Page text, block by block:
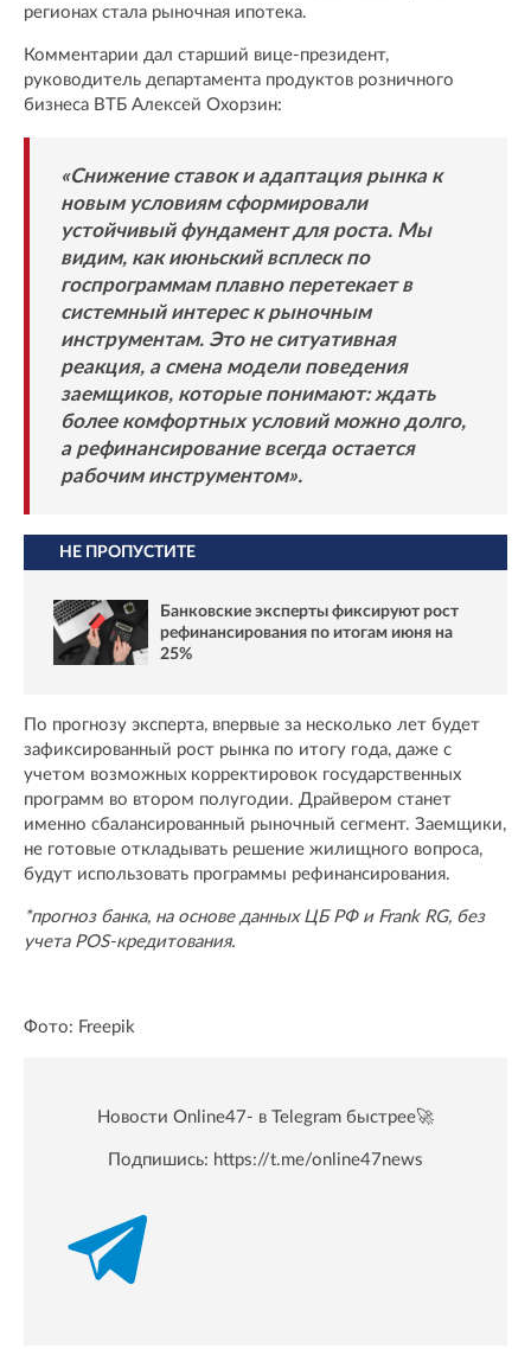
регионах стала рыночная ипотека.
Комментарии дал старший вице-президент,
руководитель департамента продуктов розничного
бизнеса ВТБ Алексей Охорзин:
«Снижение ставок и адаптация рынка к
новым условиям сформировали
устойчивый фундамент для роста. Мы
видим, как июньский всплеск по
госпрограммам плавно перетекает в
системный интерес к рыночным
инструментам. Это не ситуативная
реакция, а смена модели поведения
заемщиков, которые понимают: ждать
более комфортных условий можно долго,
а рефинансирование всегда остается
рабочим инструментом».
НЕ ПРОПУСТИТЕ
Банковские эксперты фиксируют рост
рефинансирования по итогам июня на
25%
По прогнозу эксперта, впервые за несколько лет будет
зафиксированный рост рынка по итогу года, даже с
учетом возможных корректировок государственных
программ во втором полугодии. Драйвером станет
именно сбалансированный рыночный сегмент. Заемщики,
не готовые откладывать решение жилищного вопроса,
будут использовать программы рефинансирования.
*прогноз банка, на основе данных ЦБ РФ и Frank RG, без
учета POS-кредитования.
Фото: Freepik
Новости Online47- в Telegram быстрее🚀
Подпишись: https://t.me/online47news